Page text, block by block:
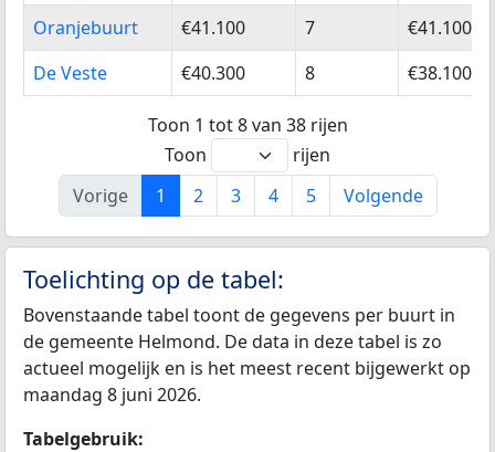
Oranjebuurt
€41.100 7
€41.100
De Veste
€40.300 8 €38.100
Toon 1 tot 8 van 38 rijen
Toon
rijen
Vorige
1 2 3 4 5 Volgende
Toelichting op de tabel:
Bovenstaande tabel toont de gegevens per buurt in
de gemeente Helmond. De data in deze tabel is zo
actueel mogelijk en is het meest recent bijgewerkt op
maandag 8 juni 2026.
Tabelgebruik: